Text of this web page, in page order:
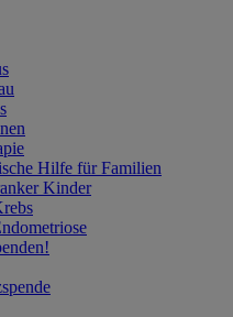
Hilfe für Familien
Kinder